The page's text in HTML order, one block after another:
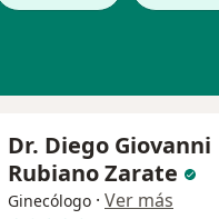
Dr. Diego Giovanni
Rubiano Zarate
Ginecólogo · Ver más